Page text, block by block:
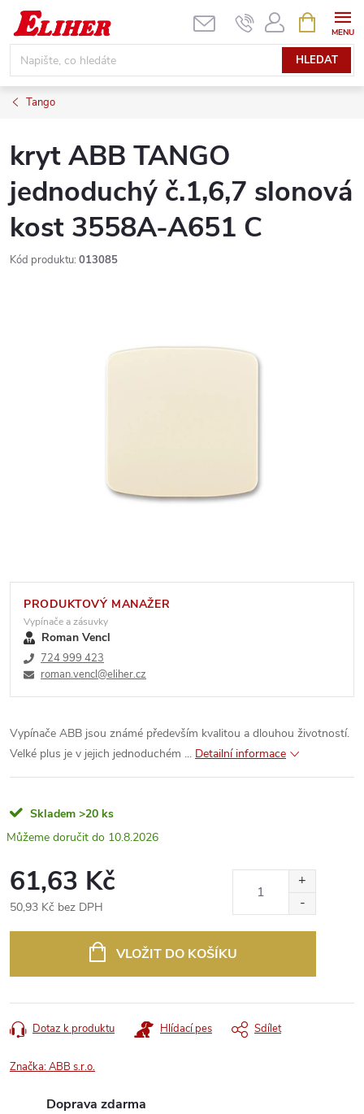
Přejít
obsah
HLEDAT
NÁKUPNÍ
KOŠÍK
Tango
kryt ABB TANGO
jednoduchý č.1,6,7 slonová
kost 3558A-A651 C
Kód produktu: 013085
PRODUKTOVÝ MANAŽER
Vypínače a zásuvky
Roman Vencl
724 999 423
roman.vencl@eliher.cz
Vypínače ABB jsou známé především kvalitou a dlouhou životností.
Velké plus je v jejich jednoduchém ... Detailní informace
Skladem >20 ks
10.8.2026
61,63 Kč
50,93 Kč bez DPH
VLOŽIT DO KOŠÍKU
Dotaz k produktu Hlídací pes Sdílet
Značka:ABB s.r.o.
Doprava zdarma